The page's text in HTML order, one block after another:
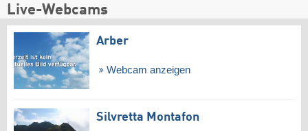
Live-Webcams
Arber
Webcam anzeigen
Silvretta Montafon